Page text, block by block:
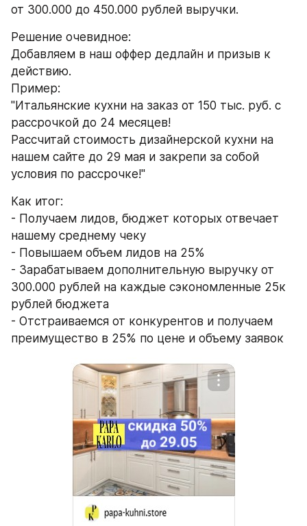
от 300.000 до 450.000 рублей выручки.
Решение очевидное:
Добавляем в наш оффер дедлайн и призыв к
действию.
Пример:
"Итальянские кухни на заказ от 150 тыс. руб. с
рассрочкой до 24 месяцев!
Рассчитай стоимость дизайнерской кухни на
нашем сайте до 29 мая и закрепи за собой
условия по рассрочке!"
Как итог:
- Получаем лидов, бюджет которых отвечает
нашему среднему чеку
- Повышаем объем лидов на 25%
- Зарабатываем дополнительную выручку от
300.000 рублей на каждые сэкономленные 25к
рублей бюджета
- Отстраиваемся от конкурентов и получаем
преимущество в 25% по цене и объему заявок